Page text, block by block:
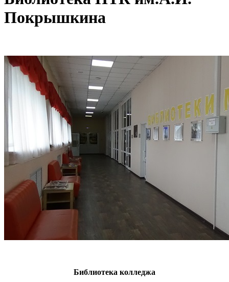
Покрышкина
Библиотека колледжа